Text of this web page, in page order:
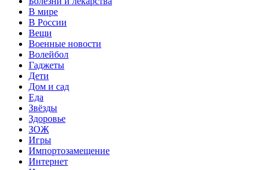
В мире
В России
Вещи
Военные новости
Волейбол
Гаджеты
Дети
Дом и сад
Еда
Звёзды
Здоровье
ЗОЖ
Игры
Импортозамещение
Интернет